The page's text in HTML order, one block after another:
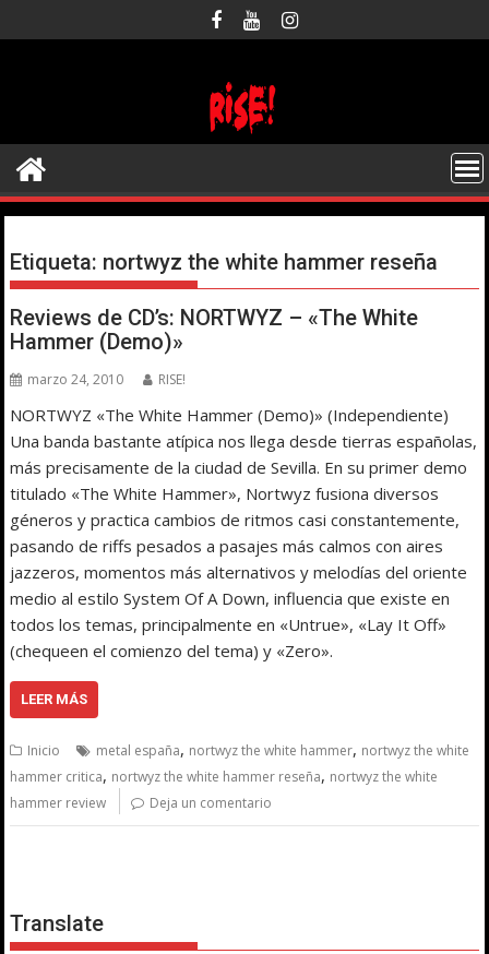
al
Etiqueta: nortwyz the white hammer reseña
Reviews de CD’s: NORTWYZ – «The White
Hammer (Demo)»
marzo 24, 2010 RISE!
NORTWYZ «The White Hammer (Demo)» (Independiente)
Una banda bastante atípica nos llega desde tierras españolas,
más precisamente de la ciudad de Sevilla. En su primer demo
titulado «The White Hammer», Nortwyz fusiona diversos
géneros y practica cambios de ritmos casi constantemente,
pasando de riffs pesados a pasajes más calmos con aires
jazzeros, momentos más alternativos y melodías del oriente
medio al estilo System Of A Down, influencia que existe en
todos los temas, principalmente en «Untrue», «Lay It Off»
(chequeen el comienzo del tema) y «Zero».
LEER MÁS
Inicio metal españa, nortwyz the white hammer, nortwyz the white
hammer critica, nortwyz the white hammer reseña, nortwyz the white
hammer review
Deja un comentario
Translate